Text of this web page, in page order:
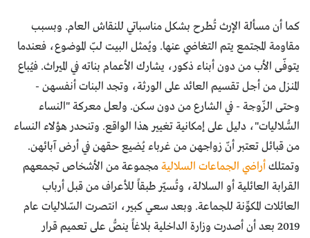
كما أن مسألة الإرث تُطرح بشكل مناسباتي للنقاش العام. وبسبب
مقاومة المجتمع يتم التغاضي عنها. ويُمثل البيت لبّ الموضوع، فعندما
يتوفّى الأب من دون أبناء ذكور، يشارك الأعمام بناته في الميراث. فيُباع
المنزل من أجل تقسيم العائد على الورثة، وتجد البنات أنفسهن -
وحتى الزّوجة - في الشارع من دون سكن. ولعل معركة "النساء
السُّلاليات"، دليل على إمكانية تغيير هذا الواقع. وتنحدر هؤلاء النساء
من قبائل تعتبر أنّ زواجهن من غرباء يُضيع حقهن في أرض آبائهن.
وتمتلكأراضي الجماعات السلاليةمجموعة من الأشخاص تجمعهم
القرابة العائلية أو السلالة، وتُسيّر طبقاً للأعراف من قبل أرباب
العائلات المكوِّنة للجماعة. وبعد سعي كبير، انتصرت السّلاليات عام
2019 بعد أن أصدرت وزارة الداخلية بلاغاً ينصُّ على تعميم قرار